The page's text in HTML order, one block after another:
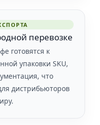
перевозке
готовятся к
упаковки SKU,
что
дистрибьюторов